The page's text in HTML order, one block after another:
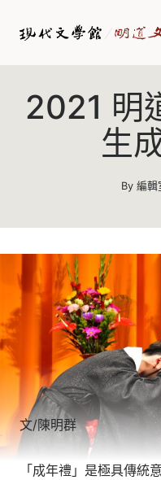
2021 明
生
By 編輯
文/陳明群
「成年禮」是極具傳統